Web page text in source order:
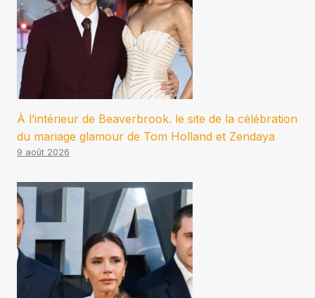
À l’intérieur de Beaverbrook. le site de la célébration
du mariage glamour de Tom Holland et Zendaya
9 août 2026